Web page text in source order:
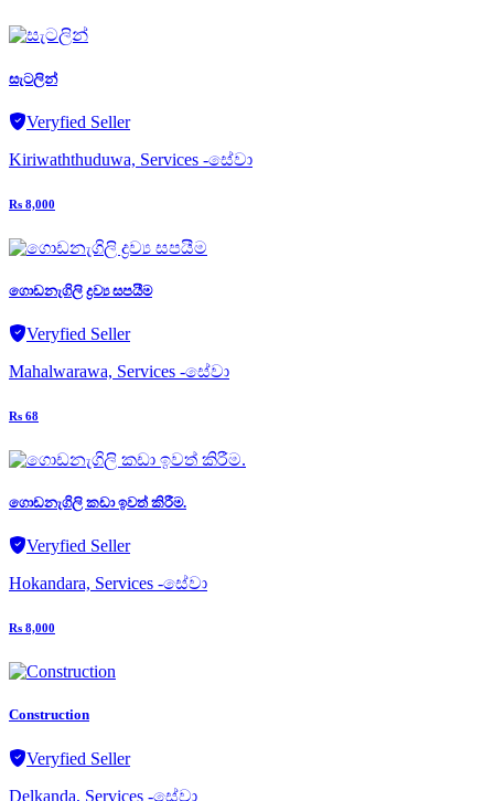
සැටලින්
Veryfied Seller
Kiriwaththuduwa, Services -සේවා
Rs 8,000
ගොඩනැගිලි ද්‍රව්‍ය සපයීම
Veryfied Seller
Mahalwarawa, Services -සේවා
Rs 68
ගොඩනැගිලි කඩා ඉවත් කිරීම.
Veryfied Seller
Hokandara, Services -සේවා
Rs 8,000
Construction
Veryfied Seller
Delkanda, Services -සේවා